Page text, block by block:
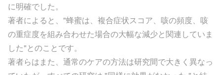
に明確でした。
著者によると、"蜂蜜は、複合症状スコア、咳の頻度、咳
の重症度を組み合わせた場合の大幅な減少と関連していま
した"とのことです。
著者らはまた、通常のケアの方法は研究間で大きく異なっ